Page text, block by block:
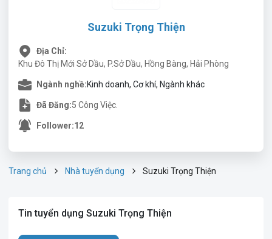
Suzuki Trọng Thiện
Địa Chỉ:
Khu Đô Thị Mới Sở Dầu, P.Sở Dầu, Hồng Bàng, Hải Phòng
Ngành nghề:Kinh doanh, Cơ khí, Ngành khác
Đã Đăng:5 Công Việc.
Follower:12
Trang chủ Nhà tuyển dụng Suzuki Trọng Thiện
Tin tuyển dụng Suzuki Trọng Thiện